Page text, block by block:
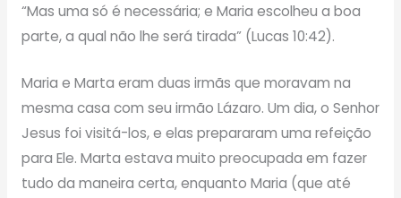
“Mas uma só é necessária; e Maria escolheu a boa
parte, a qual não lhe será tirada” (Lucas 10:42).
Maria e Marta eram duas irmãs que moravam na
mesma casa com seu irmão Lázaro. Um dia, o Senhor
Jesus foi visitá-los, e elas prepararam uma refeição
para Ele. Marta estava muito preocupada em fazer
tudo da maneira certa, enquanto Maria (que até